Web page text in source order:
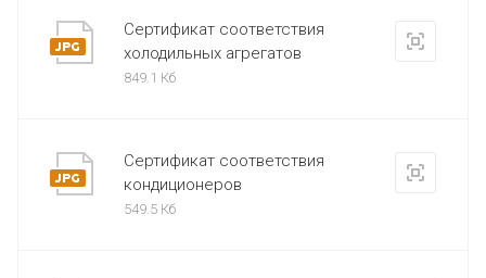
Сертификат соответствия
холодильных агрегатов
849.1 Кб
Сертификат соответствия
кондиционеров
549.5 Кб